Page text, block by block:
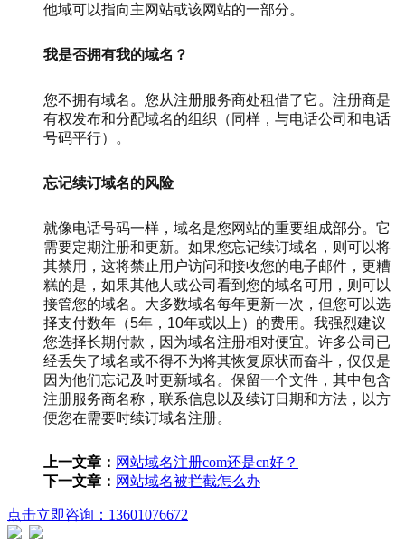
他域可以指向主网站或该网站的一部分。
我是否拥有我的域名？
您不拥有域名。您从注册服务商处租借了它。注册商是
有权发布和分配域名的组织（同样，与电话公司和电话
号码平行）。
忘记续订域名的风险
就像电话号码一样，域名是您网站的重要组成部分。它
需要定期注册和更新。如果您忘记续订域名，则可以将
其禁用，这将禁止用户访问和接收您的电子邮件，更糟
糕的是，如果其他人或公司看到您的域名可用，则可以
接管您的域名。大多数域名每年更新一次，但您可以选
择支付数年（5年，10年或以上）的费用。我强烈建议
您选择长期付款，因为域名注册相对便宜。许多公司已
经丢失了域名或不得不为将其恢复原状而奋斗，仅仅是
因为他们忘记及时更新域名。保留一个文件，其中包含
注册服务商名称，联系信息以及续订日期和方法，以方
便您在需要时续订域名注册。
上一文章： 网站域名注册com还是cn好？
下一文章： 网站域名被拦截怎么办
点击立即咨询：13601076672